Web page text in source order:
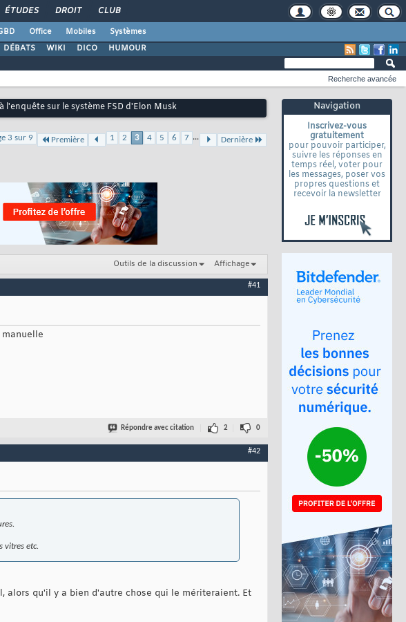
ÉTUDES DROIT CLUB
Office Mobiles
Systèmes
DÉBATS WIKI DICO HUMOUR
Navigation
Inscrivez-vous
gratuitement
pour pouvoir participer,
suivre les réponses en
temps réel, voter pour
les messages, poser vos
propres questions et
recevoir la newsletter
Recherche avancée
l'enquête sur le système FSD d'Elon Musk
3 sur 9 Première 1 2 3 4 5 6 7 ... Dernière
Outils de la discussion Affichage
#41
Répondre avec citation 2 0
#42
vitres etc.
alors qu'il y a bien d'autre chose qui le mériteraient. Et